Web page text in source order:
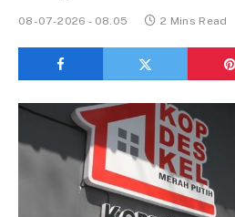
08-07-2026 - 08.05 2 Mins Read